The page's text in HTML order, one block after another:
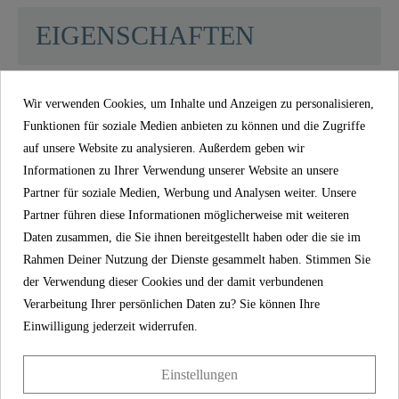
Material UBA Messing
Farbe Chrom
Gewicht 0,6 Kg
Breite 5,0 Cm
Höhe
15,0 Cm
EIGENSCHAFTEN
5 Jahre Garantie
5 Jahre Garantie
Wir verwenden Cookies, um Inhalte und Anzeigen zu personalisieren,
Funktionen für soziale Medien anbieten zu können und die Zugriffe
auf unsere Website zu analysieren. Außerdem geben wir
Informationen zu Ihrer Verwendung unserer Website an unsere
Partner für soziale Medien, Werbung und Analysen weiter. Unsere
Partner führen diese Informationen möglicherweise mit weiteren
Daten zusammen, die Sie ihnen bereitgestellt haben oder die sie im
Rahmen Deiner Nutzung der Dienste gesammelt haben. Stimmen Sie
der Verwendung dieser Cookies und der damit verbundenen
Verarbeitung Ihrer persönlichen Daten zu? Sie können Ihre
Einwilligung jederzeit widerrufen.
Einstellungen